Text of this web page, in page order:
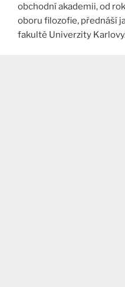
obchodní akademii, od
oboru filozofie, přednáší
fakultě Univerzity